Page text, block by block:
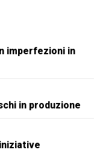
imperfezioni in
in produzione